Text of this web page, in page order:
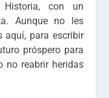
Historia, con un
Aunque no les
aquí, para escribir
próspero para
no reabrir heridas